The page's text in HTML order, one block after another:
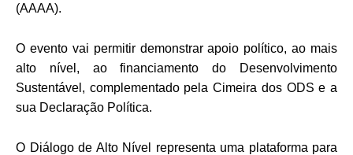
(AAAA).
O evento vai permitir demonstrar apoio político, ao mais
alto nível, ao financiamento do Desenvolvimento
Sustentável, complementado pela Cimeira dos ODS e a
sua Declaração Política.
O Diálogo de Alto Nível representa uma plataforma para